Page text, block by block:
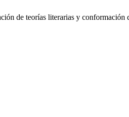
de teorías literarias y